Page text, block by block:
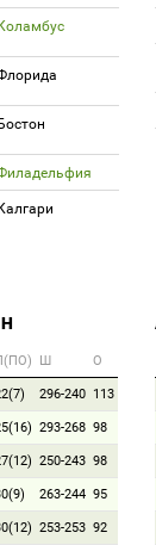
Коламбус
Бостон
Калгари
Ш О
296-240 113
293-268 98
250-243 98
263-244 95
253-253 92